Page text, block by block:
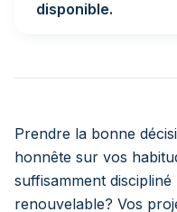
disponible.
Prendre la bonne
honnête sur vos
suffisamment
renouvelable? Vos